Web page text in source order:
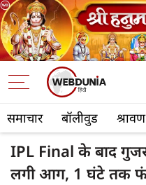
समाचार बॉलीवुड
IPL Final के बाद
लगी आग, 1 घंटे तक